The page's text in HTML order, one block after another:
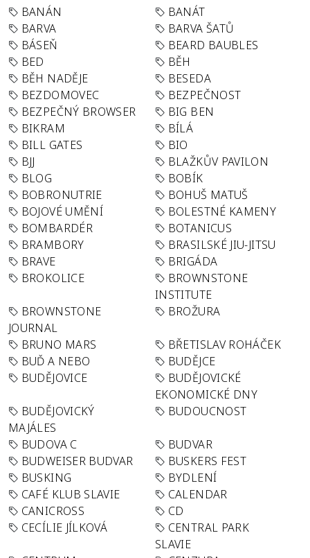
BANÁN
BANÁT
BARVA
BARVA ŠATŮ
BÁSEŇ
BEARD BAUBLES
BED
BĚH
BĚH NADĚJE
BESEDA
BEZDOMOVEC
BEZPEČNOST
BEZPEČNÝ BROWSER
BIG BEN
BIKRAM
BÍLÁ
BILL GATES
BIO
BJJ
BLAŽKŮV PAVILON
BLOG
BOBÍK
BOBRONUTRIE
BOHUŠ MATUŠ
BOJOVÉ UMĚNÍ
BOLESTNÉ KAMENY
BOMBARDÉR
BOTANICUS
BRAMBORY
BRASILSKÉ JIU-JITSU
BRAVE
BRIGÁDA
BROKOLICE
BROWNSTONE
INSTITUTE
BROWNSTONE
JOURNAL
BROŽURA
BRUNO MARS
BŘETISLAV ROHÁČEK
BUĎ A NEBO
BUDĚJCE
BUDĚJOVICE
BUDĚJOVICKÉ
EKONOMICKÉ DNY
BUDĚJOVICKÝ
MAJÁLES
BUDOUCNOST
BUDOVA C
BUDVAR
BUDWEISER BUDVAR
BUSKERS FEST
BUSKING
BYDLENÍ
CAFÉ KLUB SLAVIE
CALENDAR
CANICROSS
CD
CECÍLIE JÍLKOVÁ
CENTRAL PARK
SLAVIE